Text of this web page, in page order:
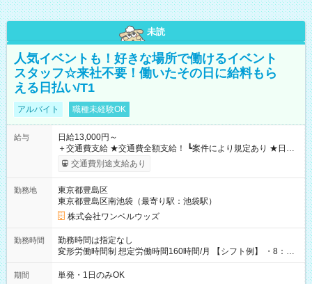
未読
人気イベントも！好きな場所で働けるイベント
スタッフ☆来社不要！働いたその日に給料もら
える日払い/T1
アルバイト 職種未経験OK
給与
日給13,000円～
＋交通費支給 ★交通費全額支給！ ┗案件により規定あり ★日払
いOK！（規定あり） ┗働いたその日に現金GET♪ お仕事後はコ
ンビニATMから 日払い分を引き落とせます！ 【試用期間】試
交通費別途支給あり
勤務地
東京都豊島区
東京都豊島区南池袋（最寄り駅：池袋駅）
株式会社ワンベルウッズ
勤務時間
勤務時間は指定なし
変形労働時間制 想定労働時間160時間/月 【シフト例】 ・8：00
～21：00
期間 単発・1日のみOK